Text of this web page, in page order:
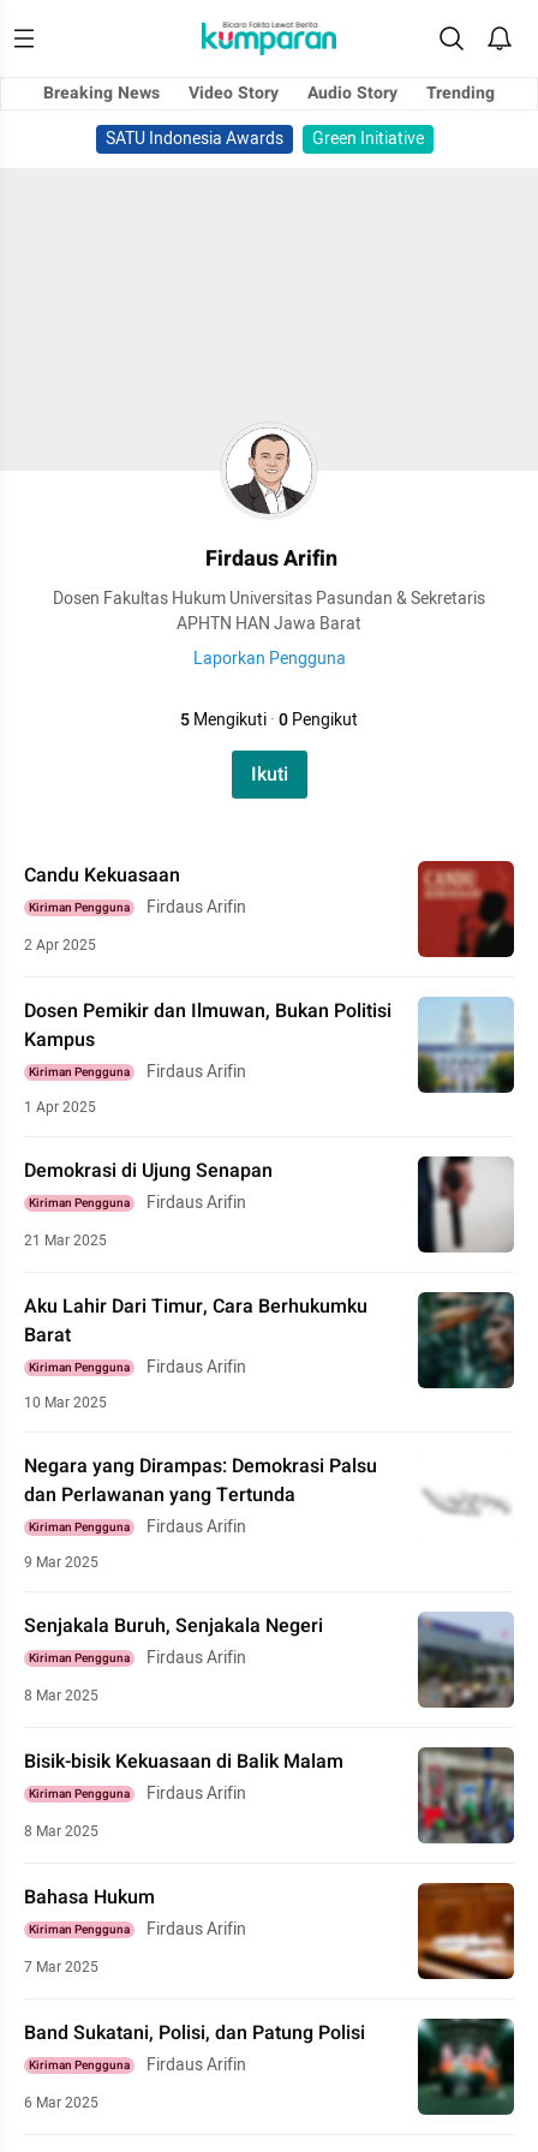
Breaking News Video Story Audio Story
Trending
SATU Indonesia Awards
Green Initiative
Firdaus Arifin
Dosen Fakultas Hukum Universitas Pasundan & Sekretaris
APHTN HAN Jawa Barat
Laporkan Pengguna
5Mengikuti·0Pengikut
Ikuti
Candu Kekuasaan
Kiriman Pengguna Firdaus Arifin
2 Apr 2025
Dosen Pemikir dan Ilmuwan, Bukan Politisi
Kampus
Kiriman Pengguna Firdaus Arifin
1 Apr 2025
Demokrasi di Ujung Senapan
Kiriman Pengguna Firdaus Arifin
21 Mar 2025
Aku Lahir Dari Timur, Cara Berhukumku
Barat
Kiriman Pengguna Firdaus Arifin
10 Mar 2025
Negara yang Dirampas: Demokrasi Palsu
dan Perlawanan yang Tertunda
Kiriman Pengguna Firdaus Arifin
9 Mar 2025
Senjakala Buruh, Senjakala Negeri
Kiriman Pengguna Firdaus Arifin
8 Mar 2025
Bisik-bisik Kekuasaan di Balik Malam
Kiriman Pengguna Firdaus Arifin
8 Mar 2025
Bahasa Hukum
Kiriman Pengguna Firdaus Arifin
7 Mar 2025
Band Sukatani, Polisi, dan Patung Polisi
Kiriman Pengguna Firdaus Arifin
6 Mar 2025